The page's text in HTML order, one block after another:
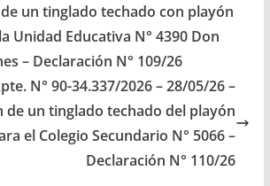
un tinglado techado con playón
Unidad Educativa N° 4390 Don
– Declaración N° 109/26
N° 90-34.337/2026 – 28/05/26 –
de un tinglado techado del playón
el Colegio Secundario N° 5066 –
Declaración N° 110/26